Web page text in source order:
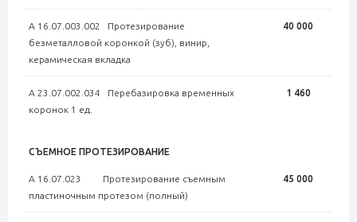
А 16.07.003.002 Протезирование
безметалловой коронкой (зуб), винир,
керамическая вкладка
40 000
А 23.07.002.034 Перебазировка временных
коронок 1 ед.
1 460
СЪЕМНОЕ ПРОТЕЗИРОВАНИЕ
А 16.07.023 Протезирование съемным
пластиночным протезом (полный)
45 000